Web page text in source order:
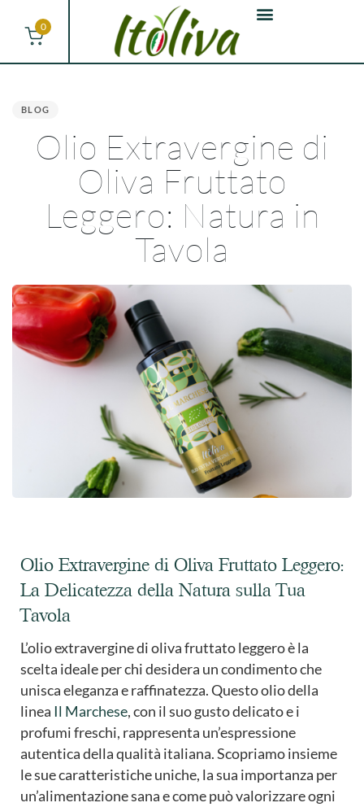
0
BLOG
Olio Extravergine di
Oliva Fruttato
Leggero: Natura in
Tavola
Olio Extravergine di Oliva Fruttato Leggero:
La Delicatezza della Natura sulla Tua
Tavola
L’olio extravergine di oliva fruttato leggero è la
scelta ideale per chi desidera un condimento che
unisca eleganza e raffinatezza. Questo olio della
linea Il Marchese, con il suo gusto delicato e i
profumi freschi, rappresenta un’espressione
autentica della qualità italiana. Scopriamo insieme
le sue caratteristiche uniche, la sua importanza per
un’alimentazione sana e come può valorizzare ogni